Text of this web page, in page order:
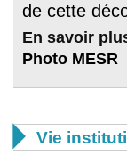
de cette
En savoir
Photo MESR
 Vie